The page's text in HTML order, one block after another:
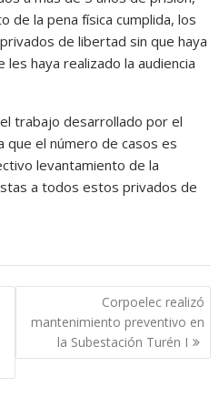
de la pena física cumplida, los
de libertad sin que haya
haya realizado la audiencia
trabajo desarrollado por el
que el número de casos es
levantamiento de la
a todos estos privados de
Corpoelec realizó
mantenimiento preventivo en
la Subestación Turén I